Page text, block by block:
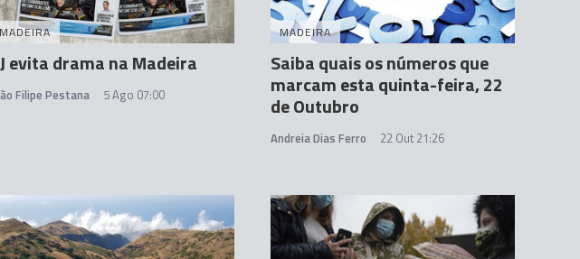
MADEIRA
evita drama na Madeira
Filipe Pestana 5 Ago 07:00
MADEIRA
Saiba quais os números que
marcam esta quinta-feira, 22
de Outubro
Andreia Dias Ferro 22 Out 21:26